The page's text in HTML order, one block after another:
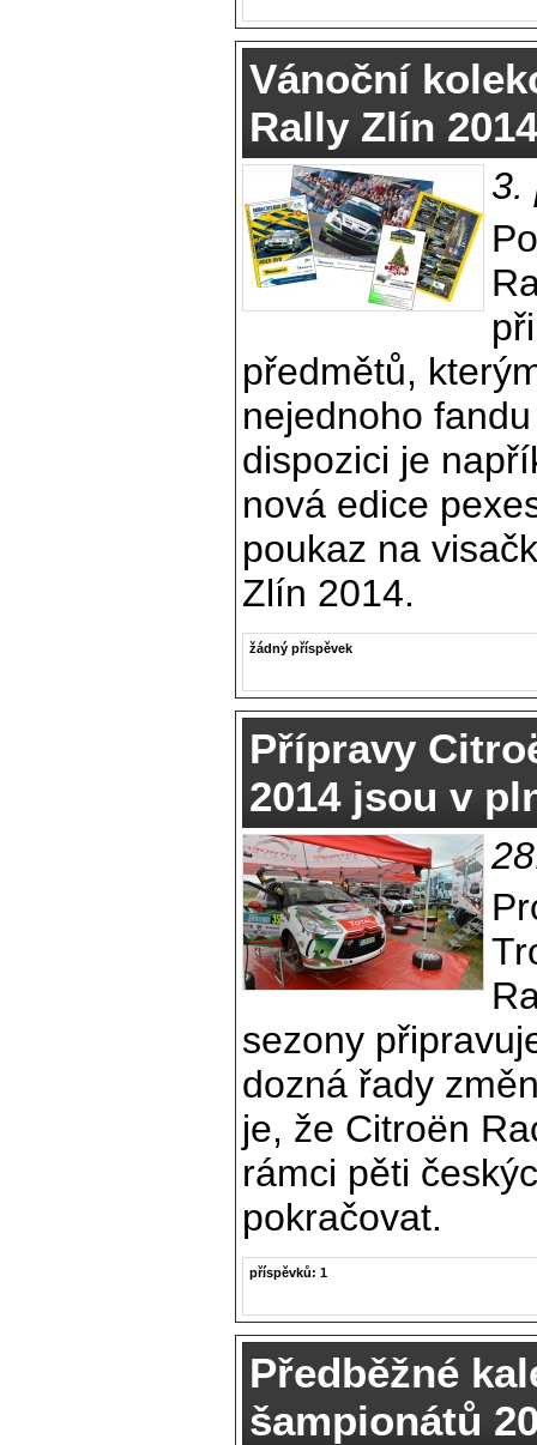
Vánoční
Rally Zlín
3.
předmětů,
nejednoho
dispozici je
nová edice
poukaz na
Zlín 2014.
žádný příspěvek
Přípravy
2014 jsou v
sezony
dozná řady
je, že Citroën
rámci pěti
pokračovat.
příspěvků: 1
Předběžné
šampionátů